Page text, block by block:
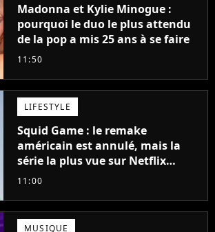
Madonna et Kylie Minogue :
pourquoi le duo le plus attendu
de la pop a mis 25 ans à se faire
11:50
LIFESTYLE
Squid Game : le remake
américain est annulé, mais la
série la plus vue sur Netflix
pourrait avoir une version
11:00
MUSIQUE